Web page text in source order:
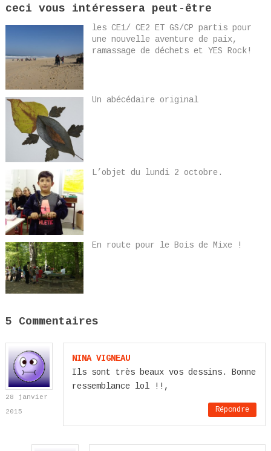
ceci vous intéressera peut-être
les CE1/ CE2 ET GS/CP partis pour
une nouvelle aventure de paix,
ramassage de déchets et YES Rock!
Un abécédaire original
L’objet du lundi 2 octobre.
En route pour le Bois de Mixe !
5 Commentaires
28 janvier
2015
NINA VIGNEAU
Ils sont très beaux vos dessins. Bonne
ressemblance lol !!,
Répondre